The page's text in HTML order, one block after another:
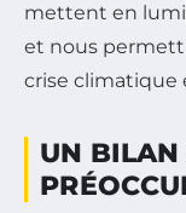
mettent en
et nous
crise climatique
UN BILAN